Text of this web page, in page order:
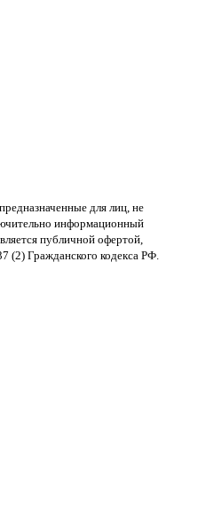
для лиц, не
информационный
публичной офертой,
(2) Гражданского кодекса РФ.